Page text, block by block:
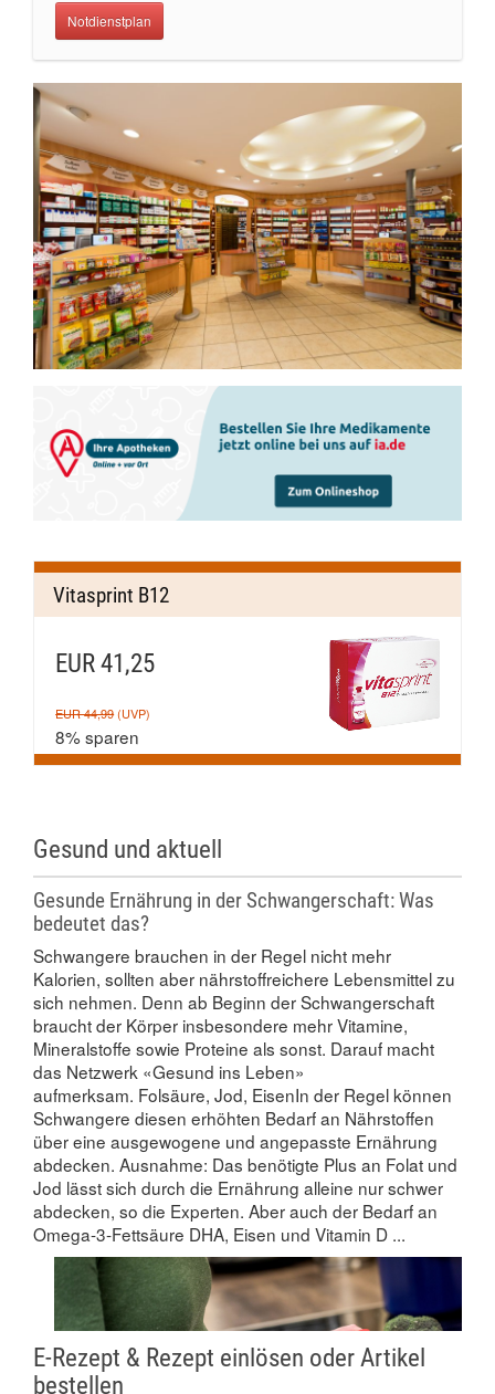
Notdienstplan
Vitasprint B12
EUR 41,25
EUR 44,99(UVP)
8% sparen
Gesund und aktuell
Gesunde Ernährung in der Schwangerschaft: Was
bedeutet das?
Schwangere brauchen in der Regel nicht mehr
Kalorien, sollten aber nährstoffreichere Lebensmittel zu
sich nehmen. Denn ab Beginn der Schwangerschaft
braucht der Körper insbesondere mehr Vitamine,
Mineralstoffe sowie Proteine als sonst. Darauf macht
das Netzwerk «Gesund ins Leben»
aufmerksam. Folsäure, Jod, EisenIn der Regel können
Schwangere diesen erhöhten Bedarf an Nährstoffen
über eine ausgewogene und angepasste Ernährung
abdecken. Ausnahme: Das benötigte Plus an Folat und
Jod lässt sich durch die Ernährung alleine nur schwer
abdecken, so die Experten. Aber auch der Bedarf an
Omega-3-Fettsäure DHA, Eisen und Vitamin D ...
E-Rezept & Rezept einlösen oder Artikel
bestellen